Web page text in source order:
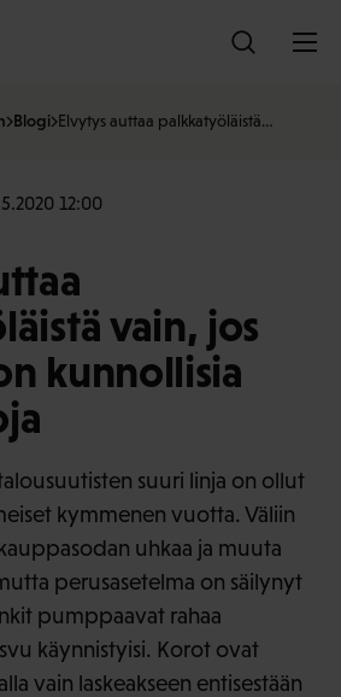
Blogi Elvytys auttaa palkkatyöläistä…
12:00
vain, jos
kunnollisia
suuri linja on ollut
kymmenen vuotta. Väliin
uhkaa ja muuta
perusasetelma on säilynyt
pumppaavat rahaa
käynnistyisi. Korot ovat
vain laskeakseen entisestään